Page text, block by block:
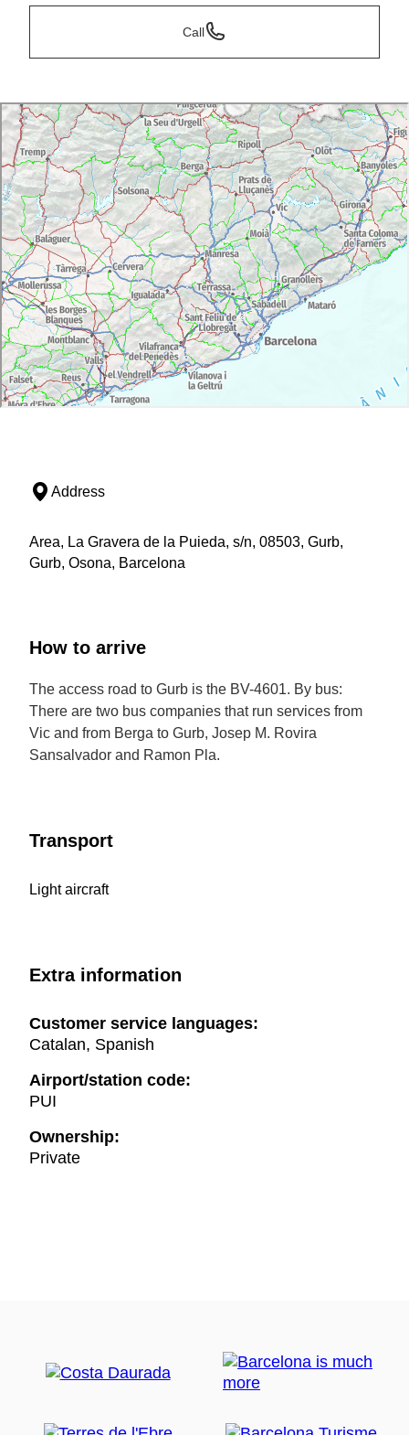
Call
Address
Area, La Gravera de la Puieda, s/n, 08503, Gurb,
Gurb, Osona, Barcelona
How to arrive
The access road to Gurb is the BV-4601. By bus:
There are two bus companies that run services from
Vic and from Berga to Gurb, Josep M. Rovira
Sansalvador and Ramon Pla.
Transport
Light aircraft
Extra information
Customer service languages:
Catalan, Spanish
Airport/station code:
PUI
Ownership:
Private